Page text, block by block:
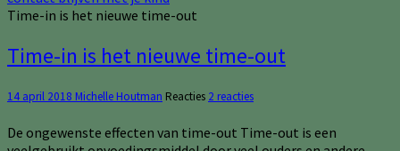
Time-in is het nieuwe time-out
Time-in is het nieuwe time-out
14 april 2018 Michelle Houtman Reacties 2 reacties
De ongewenste effecten van time-out Time-out is een